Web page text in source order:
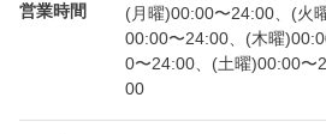
営業時間
(月曜)00:00〜24:00、(火
00:00〜24:00、(木曜
0〜24:00、(土曜)00:00〜
00